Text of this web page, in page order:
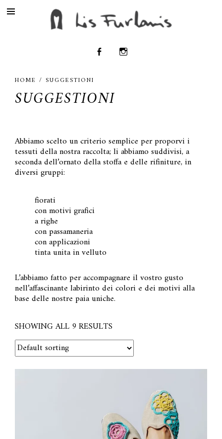
HOME / SUGGESTIONI
SUGGESTIONI
Abbiamo scelto un criterio semplice per proporvi i
tessuti della nostra raccolta; li abbiamo suddivisi, a
seconda dell’ornato della stoffa e delle rifiniture, in
diversi gruppi:
fiorati
con motivi grafici
a righe
con passamaneria
con applicazioni
tinta unita in velluto
L’abbiamo fatto per accompagnare il vostro gusto
nell’affascinante labirinto dei colori e dei motivi alla
base delle nostre paia uniche.
SHOWING ALL 9 RESULTS